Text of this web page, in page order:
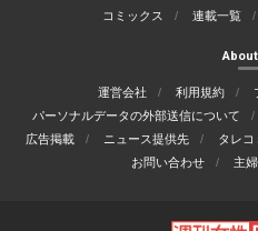
コミックス
連載一覧
運営会社 利用規約
パーソナルデータの外部送信について
広告掲載
ニュース提供先 タレコ
お問い合わせ
主